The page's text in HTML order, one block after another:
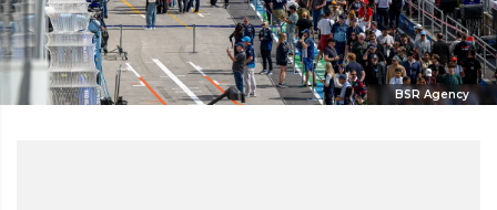
BSR Agency